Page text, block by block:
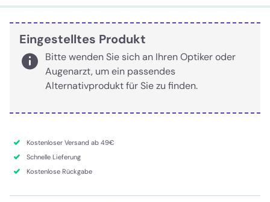
Eingestelltes Produkt
Bitte wenden Sie sich an Ihren Optiker oder
Augenarzt, um ein passendes
Alternativprodukt für Sie zu finden.
Kostenloser Versand ab 49€
Schnelle Lieferung
Kostenlose Rückgabe